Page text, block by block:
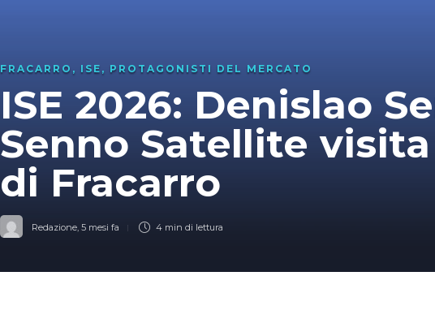
FRACARRO , ISE , PROTAGONISTI DEL MERCATO
ISE 2026: Denislao
Senno Satellite
di Fracarro
Redazione, 5 mesi fa 4 min di lettura